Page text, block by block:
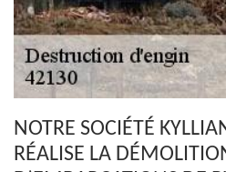
NOTRE SOCIÉTÉ
RÉALISE LA